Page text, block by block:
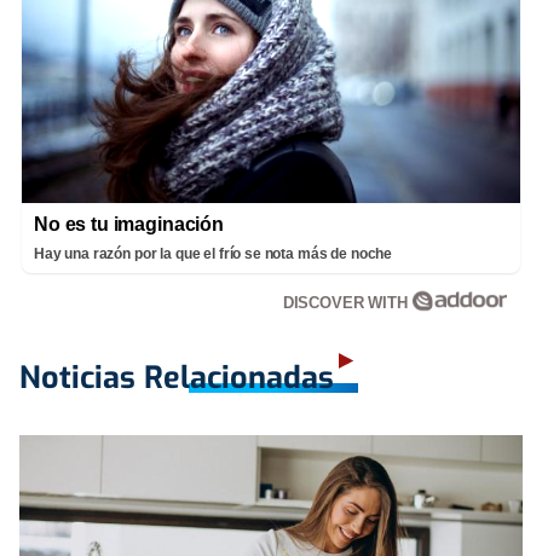
No es tu imaginación
Hay una razón por la que el frío se nota más de noche
DISCOVER WITH
Noticias Relacionadas